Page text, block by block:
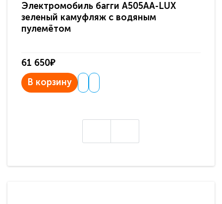
Электромобиль багги A505AA-LUX
зеленый камуфляж с водяным
пулемётом
61 650₽
В корзину